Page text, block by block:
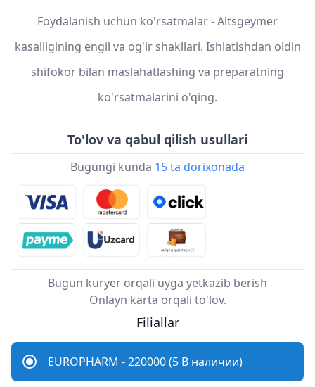
Foydalanish uchun ko'rsatmalar - Altsgeymer
kasalligining engil va og'ir shakllari. Ishlatishdan oldin
shifokor bilan maslahatlashing va preparatning
ko'rsatmalarini o'qing.
To'lov va qabul qilish usullari
Bugungi kunda 15 ta dorixonada
Bugun kuryer orqali uyga yetkazib berish
Onlayn karta orqali to'lov.
Filiallar
EUROPHARM - 220000 (5 В наличии)